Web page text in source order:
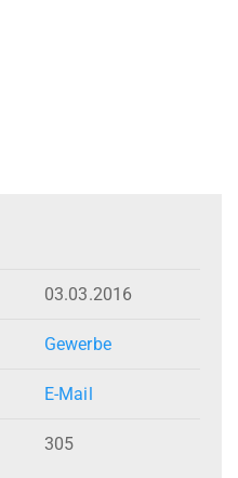
03.03.2016
Gewerbe
E-Mail
305